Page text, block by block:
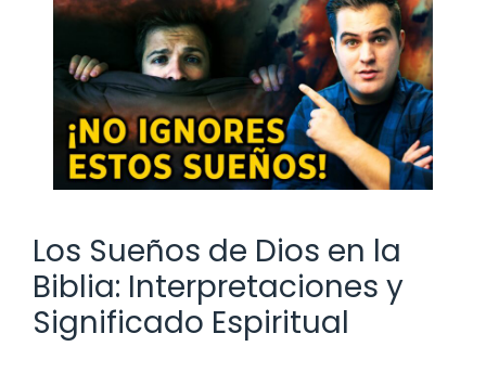
Los Sueños de Dios en la
Biblia: Interpretaciones y
Significado Espiritual